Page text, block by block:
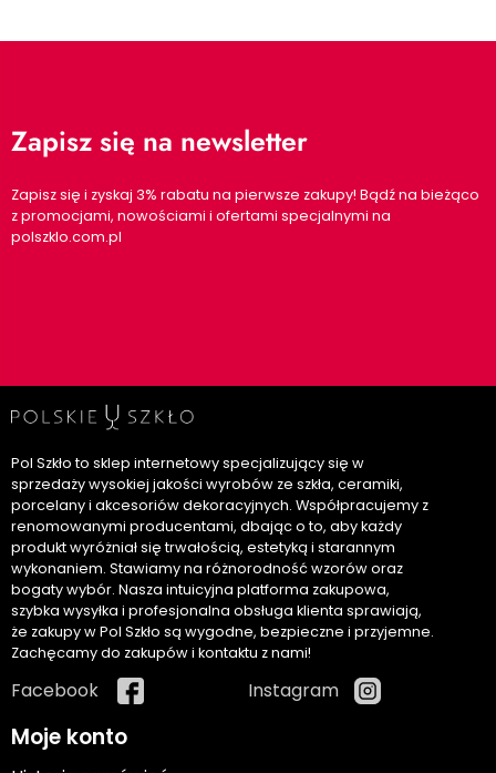
Zapisz się na newsletter
Zapisz się i zyskaj 3% rabatu na pierwsze zakupy! Bądź na bieżąco
z promocjami, nowościami i ofertami specjalnymi na
polszklo.com.pl
Pol Szkło to sklep internetowy specjalizujący się w
sprzedaży wysokiej jakości wyrobów ze szkła, ceramiki,
porcelany i akcesoriów dekoracyjnych. Współpracujemy z
renomowanymi producentami, dbając o to, aby każdy
produkt wyróżniał się trwałością, estetyką i starannym
wykonaniem. Stawiamy na różnorodność wzorów oraz
bogaty wybór. Nasza intuicyjna platforma zakupowa,
szybka wysyłka i profesjonalna obsługa klienta sprawiają,
że zakupy w Pol Szkło są wygodne, bezpieczne i przyjemne.
Zachęcamy do zakupów i kontaktu z nami!
Facebook Instagram
Moje konto